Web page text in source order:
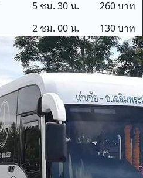
5 ชม. 30 น.
260 บาท
2 ชม. 00 น. 130 บาท